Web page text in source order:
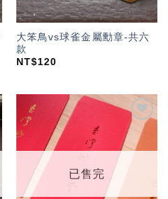
大笨鳥vs球雀金屬勳章-共六
款
NT$120
加入
「願
望輕
已售完